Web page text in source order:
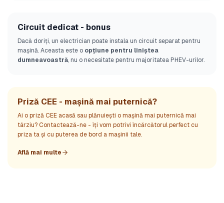
Circuit dedicat - bonus
Dacă doriți, un electrician poate instala un circuit separat pentru
mașină. Aceasta este o opțiune pentru liniștea
dumneavoastră, nu o necesitate pentru majoritatea PHEV-urilor.
Priză CEE - mașină mai puternică?
Ai o priză CEE acasă sau plănuiești o mașină mai puternică mai
târziu? Contactează-ne - îți vom potrivi încărcătorul perfect cu
priza ta și cu puterea de bord a mașinii tale.
Află mai multe